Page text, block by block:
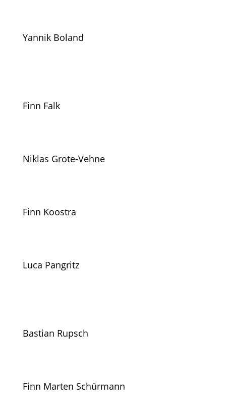
Yannik Boland
Finn Falk
Niklas Grote-Vehne
Finn Koostra
Luca Pangritz
Bastian Rupsch
Finn Marten Schürmann